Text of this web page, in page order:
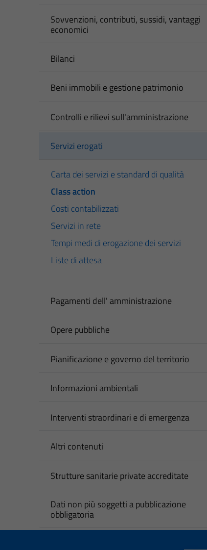
Sovvenzioni, contributi, sussidi, vantaggi
economici
Bilanci
Beni immobili e gestione patrimonio
Controlli e rilievi sull'amministrazione
Servizi erogati
Carta dei servizi e standard di qualità
Class action
Costi contabilizzati
Servizi in rete
Tempi medi di erogazione dei servizi
Liste di attesa
Pagamenti dell' amministrazione
Opere pubbliche
Pianificazione e governo del territorio
Informazioni ambientali
Interventi straordinari e di emergenza
Altri contenuti
Strutture sanitarie private accreditate
Dati non più soggetti a pubblicazione
obbligatoria